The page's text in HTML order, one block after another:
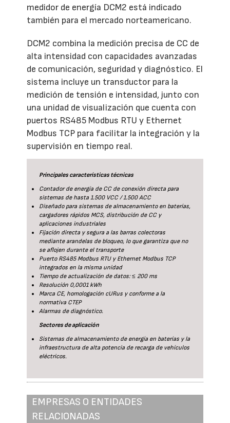
medidor de energía DCM2 está indicado
también para el mercado norteamericano.
DCM2 combina la medición precisa de CC de
alta intensidad con capacidades avanzadas
de comunicación, seguridad y diagnóstico. El
sistema incluye un transductor para la
medición de tensión e intensidad, junto con
una unidad de visualización que cuenta con
puertos RS485 Modbus RTU y Ethernet
Modbus TCP para facilitar la integración y la
supervisión en tiempo real.
Principales características técnicas
Contador de energía de CC de conexión directa para
sistemas de hasta 1.500 VCC / 1.500 ACC
Diseñado para sistemas de almacenamiento en baterías,
cargadores rápidos MCS, distribución de CC y
aplicaciones industriales
Fijación directa y segura a las barras colectoras
mediante arandelas de bloqueo, lo que garantiza que no
se aflojen durante el transporte
Puerto RS485 Modbus RTU y Ethernet Modbus TCP
integrados en la misma unidad
Tiempo de actualización de datos: ≤ 200 ms
Resolución 0,0001 kWh
Marca CE, homologación cURus y conforme a la
normativa CTEP
Alarmas de diagnóstico.
Sectores de aplicación
Sistemas de almacenamiento de energía en baterías y la
infraestructura de alta potencia de recarga de vehículos
eléctricos.
EMPRESAS O ENTIDADES
RELACIONADAS